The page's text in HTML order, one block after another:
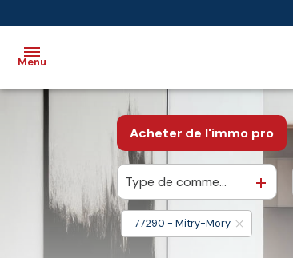
Menu
Immobilier
professionnel
Acheter de l'immo pro
De l'ancien
De l'immo pro
Type de commerce
77290 - Mitry-Mory